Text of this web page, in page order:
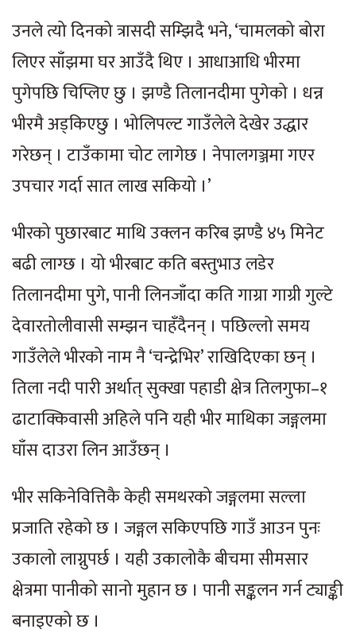
उनले त्यो दिनको त्रासदी सम्झिदै भने, ‘चामलको बोरा
लिएर साँझमा घर आउँदै थिए । आधाआधि भीरमा
पुगेपछि चिप्लिए छु । झण्डै तिलानदीमा पुगेको । धन्न
भीरमै अड्किएछु । भोलिपल्ट गाउँलेले देखेर उद्धार
गरेछन् । टाउँकामा चोट लागेछ । नेपालगञ्जमा गएर
उपचार गर्दा सात लाख सकियो ।’
भीरको पुछारबाट माथि उक्लन करिब झण्डै ४५ मिनेट
बढी लाग्छ । यो भीरबाट कति बस्तुभाउ लडेर
तिलानदीमा पुगे, पानी लिनजाँदा कति गाग्रा गाग्री गुल्टे
देवारतोलीवासी सम्झन चाहँदैनन् । पछिल्लो समय
गाउँलेले भीरको नाम नै ‘चन्द्रेभिर’ राखिदिएका छन् ।
तिला नदी पारी अर्थात् सुक्खा पहाडी क्षेत्र तिलगुफा–१
ढाटाक्किवासी अहिले पनि यही भीर माथिका जङ्गलमा
घाँस दाउरा लिन आउँछन् ।
भीर सकिनेवित्तिकै केही समथरको जङ्गलमा सल्ला
प्रजाति रहेको छ । जङ्गल सकिएपछि गाउँ आउन पुनः
उकालो लाग्नुपर्छ । यही उकालोकै बीचमा सीमसार
क्षेत्रमा पानीको सानो मुहान छ । पानी सङ्कलन गर्न ट्याङ्की
बनाइएको छ ।